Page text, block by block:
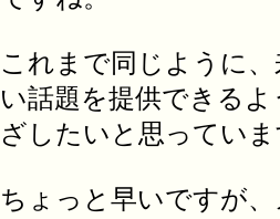
これまで同じように
い話題を提供できる
ざしたいと思ってい
ちょっと早いですが